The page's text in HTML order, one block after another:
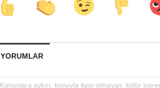
YORUMLAR